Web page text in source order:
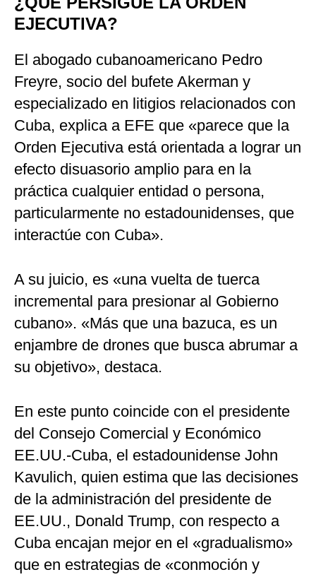
EJECUTIVA?
El abogado cubanoamericano Pedro
Freyre, socio del bufete Akerman y
especializado en litigios relacionados con
Cuba, explica a EFE que «parece que la
Orden Ejecutiva está orientada a lograr un
efecto disuasorio amplio para en la
práctica cualquier entidad o persona,
particularmente no estadounidenses, que
interactúe con Cuba».
A su juicio, es «una vuelta de tuerca
incremental para presionar al Gobierno
cubano». «Más que una bazuca, es un
enjambre de drones que busca abrumar a
su objetivo», destaca.
En este punto coincide con el presidente
del Consejo Comercial y Económico
EE.UU.-Cuba, el estadounidense John
Kavulich, quien estima que las decisiones
de la administración del presidente de
EE.UU., Donald Trump, con respecto a
Cuba encajan mejor en el «gradualismo»
que en estrategias de «conmoción y